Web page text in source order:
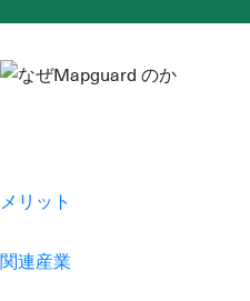
メリット
関連産業